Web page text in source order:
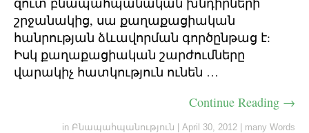
շրջանակից, սա քաղաքացիական
հանրության ձևավորման գործընթաց է:
Իսկ քաղաքացիական շարժումները
վարակիչ հատկություն ունեն …
Continue Reading →
in Բնապահպանություն April 30, 2012 many Words